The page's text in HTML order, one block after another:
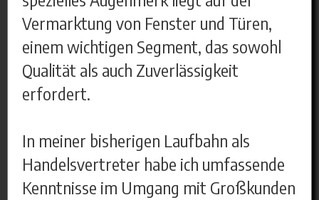
Vermarktung von Fenster und Türen,
einem wichtigen Segment, das sowohl
Qualität als auch Zuverlässigkeit
erfordert.
In meiner bisherigen Laufbahn als
Handelsvertreter habe ich umfassende
Kenntnisse im Umgang mit Großkunden